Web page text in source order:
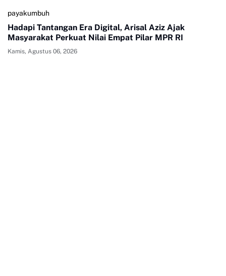
payakumbuh
Hadapi Tantangan Era Digital, Arisal Aziz Ajak
Masyarakat Perkuat Nilai Empat Pilar MPR RI
Kamis, Agustus 06, 2026